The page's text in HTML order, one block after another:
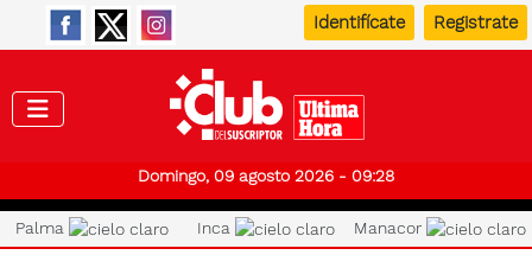
Identifícate Registrate
Domingo, 09 agosto 2026 - 09:28
Palma Inca Manacor